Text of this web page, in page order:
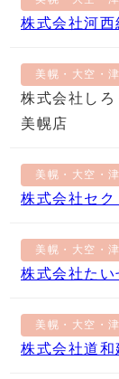
株式会社河西
美幌・大空・
株式会社し
美幌店
美幌・大空・
株式会社セク
美幌・大空・
株式会社たい
美幌・大空・
株式会社道和